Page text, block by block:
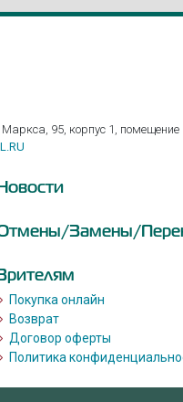
95, корпус 1, помещение
Замены/
Покупка онлайн
Возврат
Договор оферты
Политика